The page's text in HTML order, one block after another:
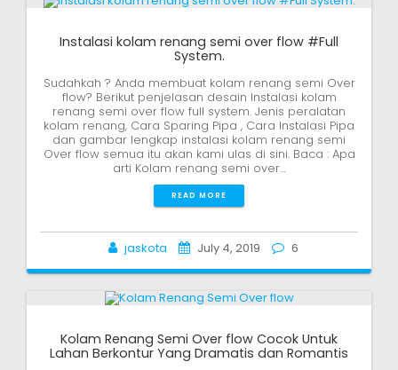
Instalasi kolam renang semi over flow #Full
System.
Sudahkah ? Anda membuat kolam renang semi Over
flow? Berikut penjelasan desain Instalasi kolam
renang semi over flow full system. Jenis peralatan
kolam renang, Cara Sparing Pipa , Cara Instalasi Pipa
dan gambar lengkap instalasi kolam renang semi
Over flow semua itu akan kami ulas di sini. Baca : Apa
arti Kolam renang semi over…
READ MORE
jaskota July 4, 2019 6
Kolam Renang Semi Over flow Cocok Untuk
Lahan Berkontur Yang Dramatis dan Romantis